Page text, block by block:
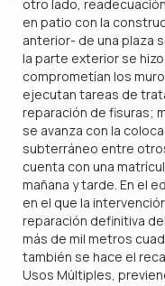
otro lado,
en patio con la
anterior- de una plaza
la parte exterior se
comprometían los
ejecutan tareas de
reparación de fisuras;
se avanza con la
subterráneo entre
cuenta con una
mañana y tarde. En el
en el que la
reparación definitiva
más de mil metros
también se hace el
Usos Múltiples,